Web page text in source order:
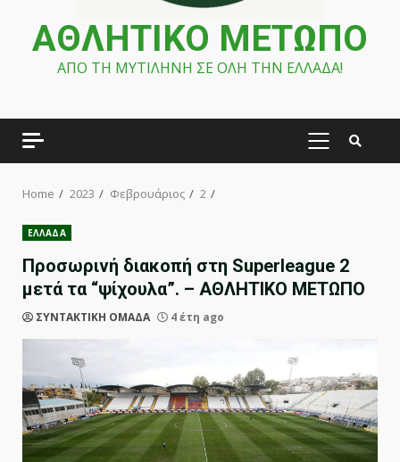
ΑΘΛΗΤΙΚΟ ΜΕΤΩΠΟ
ΑΠΟ ΤΗ ΜΥΤΙΛΗΝΗ ΣΕ ΟΛΗ ΤΗΝ ΕΛΛΑΔΑ!
PRIMARY
Home 2023 Φεβρουάριος 2
ΕΛΛΑΔΑ
Προσωρινή διακοπή στη Superleague 2
μετά τα “ψίχουλα”. – ΑΘΛΗΤΙΚΟ ΜΕΤΩΠΟ
ΣΥΝΤΑΚΤΙΚΗ ΟΜΑΔΑ 4 έτη ago